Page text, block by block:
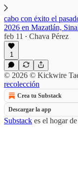
La 5ª edición de la
cabo con éxito el
2026 en Mazatlán,
feb 11
• Chava Pérez
1
© 2026 © Kickwire
recolección
Crea tu Substack
Descargar la app
Substack es el hogar